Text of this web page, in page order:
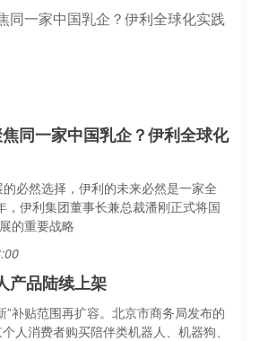
同一家中国乳企？伊利全球化
必然选择，伊利的未来必然是一家全
，伊利集团董事长兼总裁潘刚正式将国
的重要战略
产品陆续上架
”补贴范围再扩容。北京市商务局发布的
人消费者购买陪伴类机器人、机器狗、